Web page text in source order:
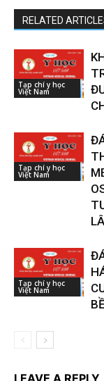
RELATED
Tạp chí y học
Việt Nam
Tạp chí y học
Việt Nam
Tạp chí y học
Việt Nam
LEAVE A REPLY